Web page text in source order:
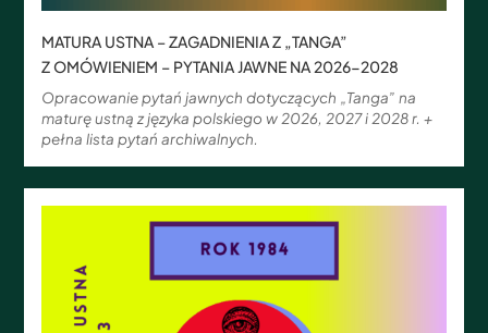
MATURA USTNA – ZAGADNIENIA Z „TANGA”
Z OMÓWIENIEM – PYTANIA JAWNE NA 2026-2028
Opracowanie pytań jawnych dotyczących „Tanga” na
maturę ustną z języka polskiego w 2026, 2027 i 2028 r. +
pełna lista pytań archiwalnych.